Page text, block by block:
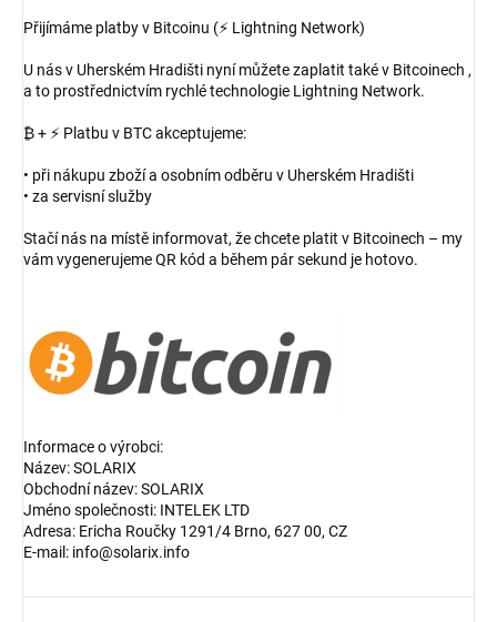
Přijímáme platby v Bitcoinu (⚡ Lightning Network)
U nás v Uherském Hradišti nyní můžete zaplatit také v Bitcoinech ,
a to prostřednictvím rychlé technologie Lightning Network.
₿ + ⚡ Platbu v BTC akceptujeme:
• při nákupu zboží a osobním odběru v Uherském Hradišti
• za servisní služby
Stačí nás na místě informovat, že chcete platit v Bitcoinech – my
vám vygenerujeme QR kód a během pár sekund je hotovo.
Informace o výrobci:
Název: SOLARIX
Obchodní název: SOLARIX
Jméno společnosti: INTELEK LTD
Adresa: Ericha Roučky 1291/4 Brno, 627 00, CZ
E-mail: info@solarix.info